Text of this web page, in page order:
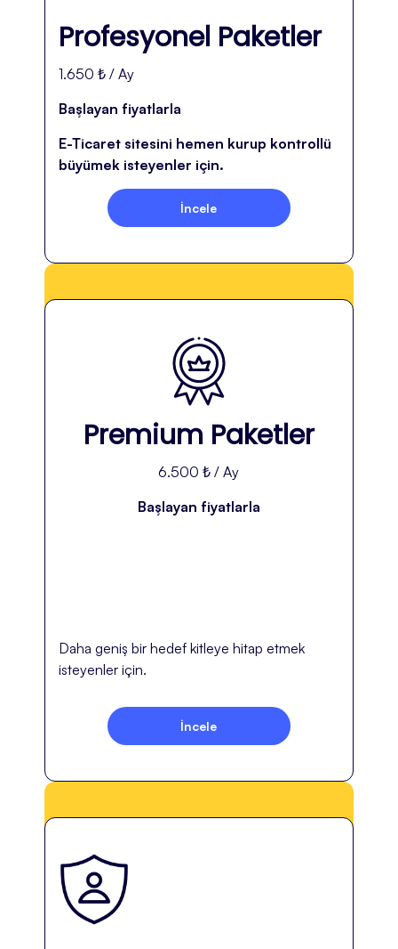
Profesyonel Paketler
1.650 ₺ / Ay
Başlayan fiyatlarla
E-Ticaret sitesini hemen kurup kontrollü
büyümek isteyenler için.
İncele
Premium Paketler
6.500 ₺ / Ay
Başlayan fiyatlarla
Daha geniş bir hedef kitleye hitap etmek
isteyenler için.
İncele